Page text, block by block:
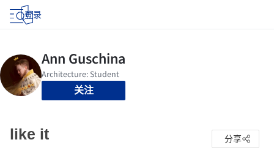
登录
关注
like it 分享